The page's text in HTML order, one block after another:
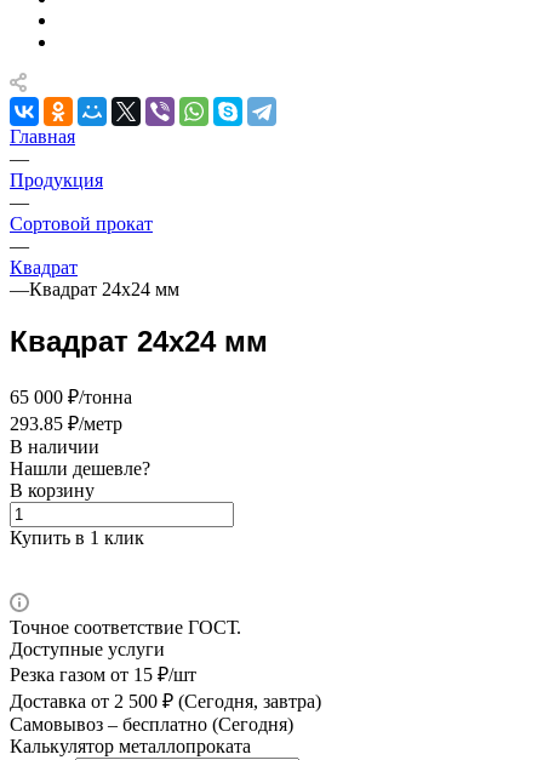
Главная
—
Продукция
—
Сортовой прокат
—
Квадрат
—Квадрат 24х24 мм
Квадрат 24х24 мм
65 000 ₽/тонна
293.85 ₽/метр
В наличии
Нашли дешевле?
В корзину
Купить в 1 клик
Точное соответствие ГОСТ.
Доступные услуги
Резка газом от 15 ₽/шт
Доставка от 2 500 ₽ (Сегодня, завтра)
Самовывоз – бесплатно (Сегодня)
Калькулятор металлопроката